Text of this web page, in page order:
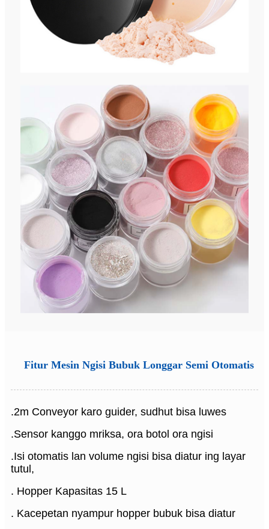
Fitur Mesin Ngisi Bubuk Longgar Semi Otomatis
.2m Conveyor karo guider, sudhut bisa luwes
.Sensor kanggo mriksa, ora botol ora ngisi
.Isi otomatis lan volume ngisi bisa diatur ing layar
tutul,
. Hopper Kapasitas 15 L
. Kacepetan nyampur hopper bubuk bisa diatur